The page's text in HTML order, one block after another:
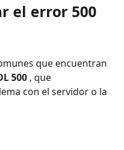
el error 500
que encuentran
500 , que
con el servidor o la